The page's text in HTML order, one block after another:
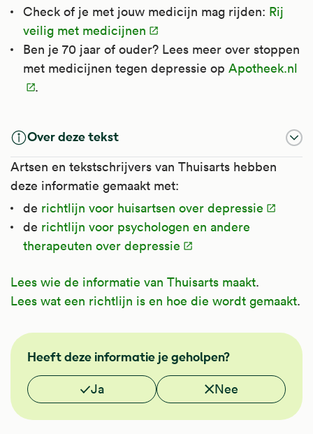
Check of je met jouw medicijn mag rijden: Rij
veilig met medicijnen
Ben je 70 jaar of ouder? Lees meer over stoppen
met medicijnen tegen depressie op Apotheek.nl
.
Over deze tekst
Artsen en tekstschrijvers van Thuisarts hebben
deze informatie gemaakt met:
de richtlijn voor huisartsen over depressie
de richtlijn voor psychologen en andere
therapeuten over depressie
Lees wie de informatie van Thuisarts maakt.
Lees wat een richtlijn is en hoe die wordt gemaakt.
GGZ
NHGHeeft deze informatie je geholpen?
Vond je deze informatie nuttig?
Ja Nee